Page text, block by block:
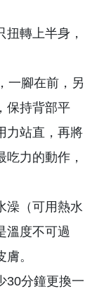
站直，再將
吃力的動作，
澡（可用熱水
溫度不可過
膚。
分鐘更換一
重，身體重心
故應盡量維
肉、步行、